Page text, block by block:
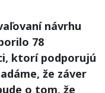
návrhu
78
ktorí podporujú
že záver
o tom, že